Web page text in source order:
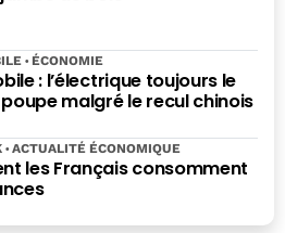
: l’électrique toujours le
malgré le recul chinois
ÉCONOMIE
les Français consomment
ACTUALITÉ ÉCONOMIQUE